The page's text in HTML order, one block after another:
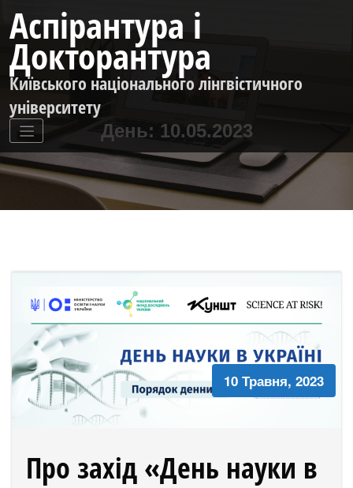
контенту
Аспірантура і
Докторантура
Київського національного лінгвістичного
університету
День: 10.05.2023
10 Травня, 2023
Про захід «День науки в